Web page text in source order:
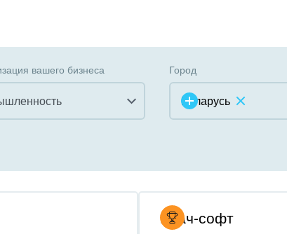
вашего бизнеса Город
Беларусь
Итач-софт